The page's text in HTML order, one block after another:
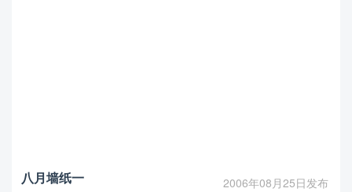
八月墙纸一 2006年08月25日发布